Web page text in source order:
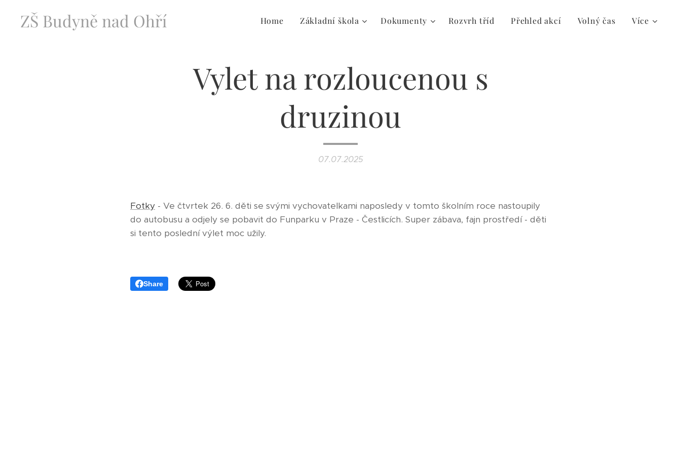
ZŠ Budyně nad Ohří Home Základní škola Dokumenty Rozvrh tříd Přehled akcí Volný čas Více
Vylet na rozloucenou s
druzinou
07.07.2025
Fotky - Ve čtvrtek 26. 6. děti se svými vychovatelkami naposledy v tomto školním roce nastoupily
do autobusu a odjely se pobavit do Funparku v Praze - Čestlicích. Super zábava, fajn prostředí - děti
si tento poslední výlet moc užily.
Share